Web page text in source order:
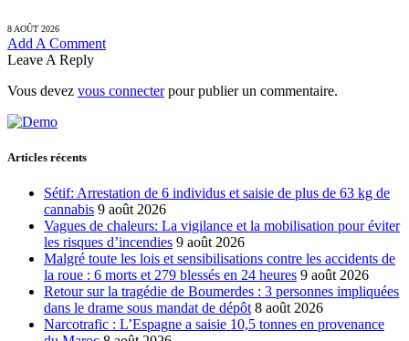
8 AOÛT 2026
Add A Comment
Leave A Reply
Vous devez vous connecterpour publier un commentaire.
Articles récents
Sétif: Arrestation de 6 individus et saisie de plus de 63 kg de
cannabis 9 août 2026
Vagues de chaleurs: La vigilance et la mobilisation pour éviter
les risques d’incendies 9 août 2026
Malgré toute les lois et sensibilisations contre les accidents de
la roue : 6 morts et 279 blessés en 24 heures 9 août 2026
Retour sur la tragédie de Boumerdes : 3 personnes impliquées
dans le drame sous mandat de dépôt 8 août 2026
Narcotrafic : L’Espagne a saisie 10,5 tonnes en provenance